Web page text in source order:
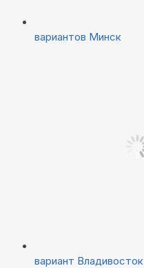
вариантов Минск
вариант Владивосток